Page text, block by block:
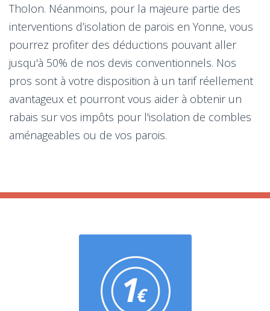
Tholon. Néanmoins, pour la majeure partie des
interventions d’isolation de parois en Yonne, vous
pourrez profiter des déductions pouvant aller
jusqu'à 50% de nos devis conventionnels. Nos
pros sont à votre disposition à un tarif réellement
avantageux et pourront vous aider à obtenir un
rabais sur vos impôts pour l'isolation de combles
aménageables ou de vos parois.